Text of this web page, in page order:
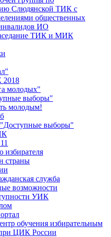
Слюдянской ТИК с
общественных
ИО
ТИК и МИК
молодых"
выборы"
молодым!
выборы"
избирателя
страны
служба
возможности
УИК
обучения избирательным
ЦИК России